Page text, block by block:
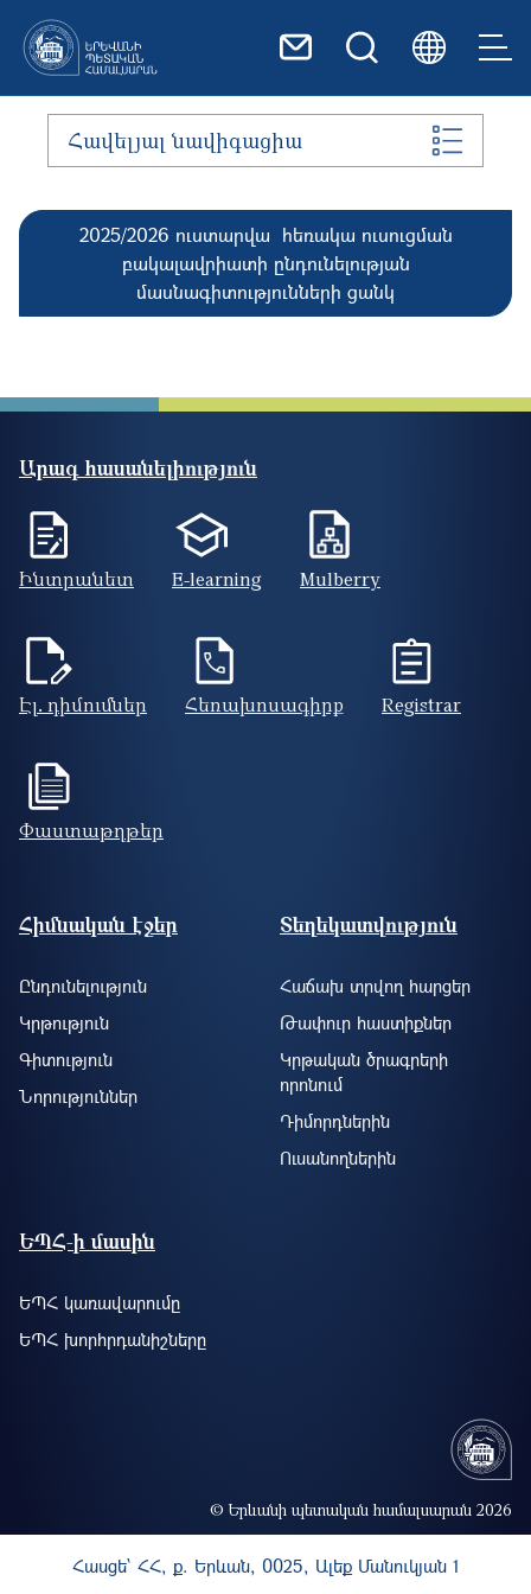
Հավելյալ նավիգացիա
2025/2026 ուստարվա հեռակա ուսուցման
բակալավրիատի ընդունելության
մասնագիտությունների ցանկ
Արագ հասանելիություն
Ինտրանետ E-learning Mulberry
Էլ. դիմումներ Հեռախոսագիրք Registrar
Փաստաթղթեր
Footer site information
Հիմնական էջեր
Ընդունելություն
Կրթություն
Գիտություն
Նորություններ
Տեղեկատվություն
Հաճախ տրվող հարցեր
Թափուր հաստիքներ
Կրթական ծրագրերի
որոնում
Դիմորդներին
Ուսանողներին
ԵՊՀ-ի մասին
ԵՊՀ կառավարումը
ԵՊՀ խորհրդանիշները
© Երևանի պետական համալսարան 2026
Հասցե` ՀՀ, ք. Երևան, 0025, Ալեք Մանուկյան 1